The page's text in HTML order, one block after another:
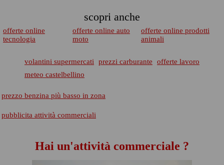
scopri anche
offerte online
tecnologia
offerte online auto
moto
offerte online prodotti
animali
volantini supermercati prezzi carburante
offerte lavoro
meteo castelbellino
prezzo benzina più basso in zona
pubblicita attività commerciali
Hai un'attività commerciale ?